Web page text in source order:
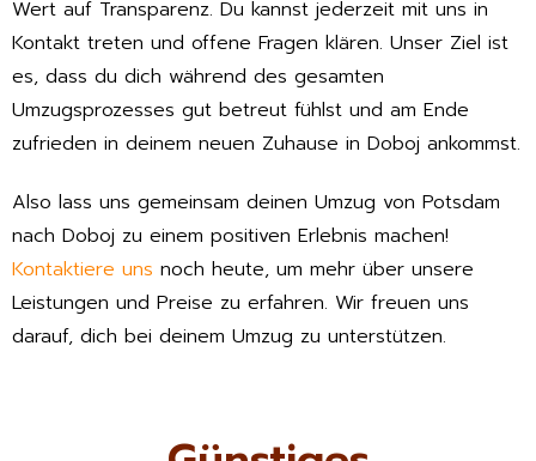
Wert auf Transparenz. Du kannst jederzeit mit uns in
Kontakt treten und offene Fragen klären. Unser Ziel ist
es, dass du dich während des gesamten
Umzugsprozesses gut betreut fühlst und am Ende
zufrieden in deinem neuen Zuhause in Doboj ankommst.
Also lass uns gemeinsam deinen Umzug von Potsdam
nach Doboj zu einem positiven Erlebnis machen!
Kontaktiere uns noch heute, um mehr über unsere
Leistungen und Preise zu erfahren. Wir freuen uns
darauf, dich bei deinem Umzug zu unterstützen.